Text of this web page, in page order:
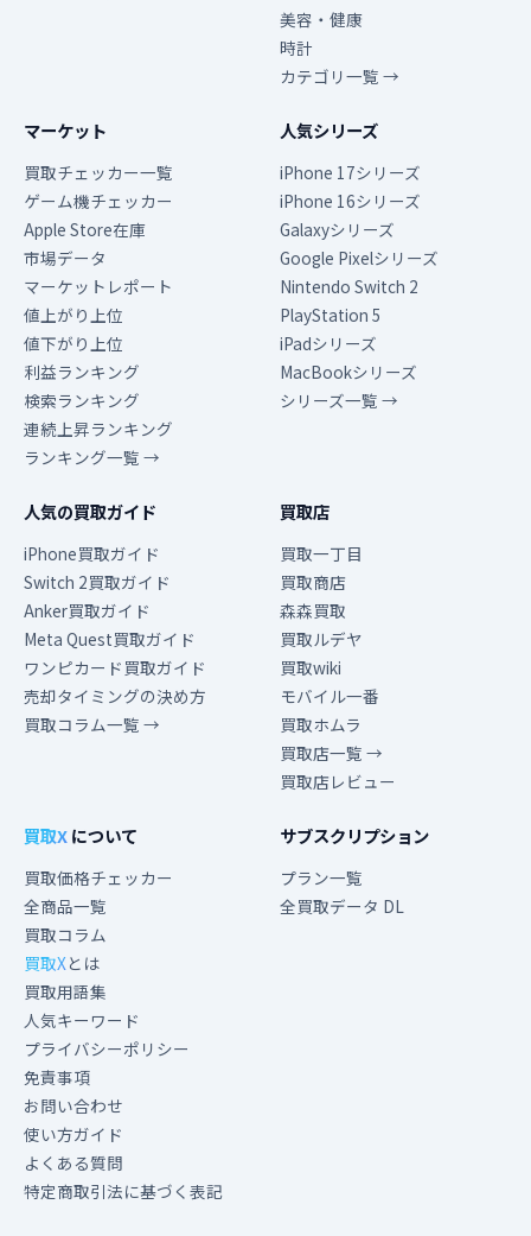
美容・健康
時計
カテゴリ一覧 →
マーケット
買取チェッカー一覧
ゲーム機チェッカー
Apple Store在庫
市場データ
マーケットレポート
値上がり上位
値下がり上位
利益ランキング
検索ランキング
連続上昇ランキング
ランキング一覧 →
人気シリーズ
iPhone 17シリーズ
iPhone 16シリーズ
Galaxyシリーズ
Google Pixelシリーズ
Nintendo Switch 2
PlayStation 5
iPadシリーズ
MacBookシリーズ
シリーズ一覧 →
人気の買取ガイド
iPhone買取ガイド
Switch 2買取ガイド
Anker買取ガイド
Meta Quest買取ガイド
ワンピカード買取ガイド
売却タイミングの決め方
買取コラム一覧 →
買取店
買取一丁目
買取商店
森森買取
買取ルデヤ
買取wiki
モバイル一番
買取ホムラ
買取店一覧 →
買取店レビュー
買取Xについて
買取価格チェッカー
全商品一覧
買取コラム
買取Xとは
買取用語集
人気キーワード
プライバシーポリシー
免責事項
お問い合わせ
使い方ガイド
よくある質問
特定商取引法に基づく表記
サブスクリプション
プラン一覧
全買取データ DL